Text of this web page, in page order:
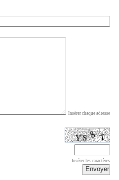
Insérer chaque adresse
Insérer les caractères